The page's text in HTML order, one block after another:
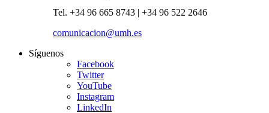
Tel. +34 96 665 8743 | +34 96 522 2646
comunicacion@umh.es
Síguenos
Facebook
Twitter
YouTube
Instagram
LinkedIn